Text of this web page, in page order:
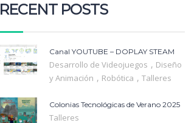
RECENT POSTS
Canal YOUTUBE – DOPLAY STEAM
Desarrollo de Videojuegos , Diseño
y Animación , Robótica , Talleres
Colonias Tecnológicas de Verano 2025
Talleres